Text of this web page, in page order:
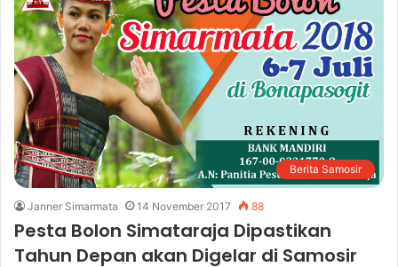
Berita Samosir
Janner Simarmata 14 November 2017 88
Pesta Bolon Simataraja Dipastikan
Tahun Depan akan Digelar di Samosir